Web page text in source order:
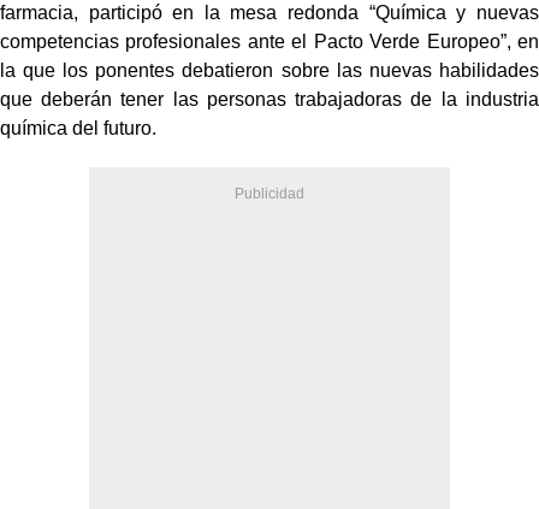
farmacia, participó en la mesa redonda “Química y nuevas
competencias profesionales ante el Pacto Verde Europeo”, en
la que los ponentes debatieron sobre las nuevas habilidades
que deberán tener las personas trabajadoras de la industria
química del futuro.